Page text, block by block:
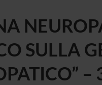
SULLA